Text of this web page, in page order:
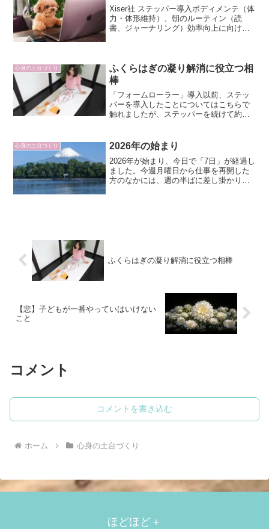
Xiser社 ステッパー導入ボディメンテ（体
力・体形維持）、朝のルーティン（読
書、ジャーナリング）効率向上に向け、
自分の「健康維...
心身の土台づくり
ふくらはぎの凝り解消に役立つ相
棒
「フォームローラー」導入以前、ステッ
パーを導入したことについてはこちらで
触れましたが、ステッパーを続けて約２
肉に効いている」ということだと思いま
すが、お風呂前後でのもみ...
心身の土台づくり 2026年の始まり
2026年が始まり、今日で「7日」が経過し
ました。今週月曜日から仕事を再開した
方のなかには、週の半ばに差し掛かり、
ふくらはぎの凝り解消に役立つ相棒
【悲】子どもが一番やっていはいけない
こと
コメント
コメントを書き込む
ホーム 心身の土台づくり
ほどほど＋